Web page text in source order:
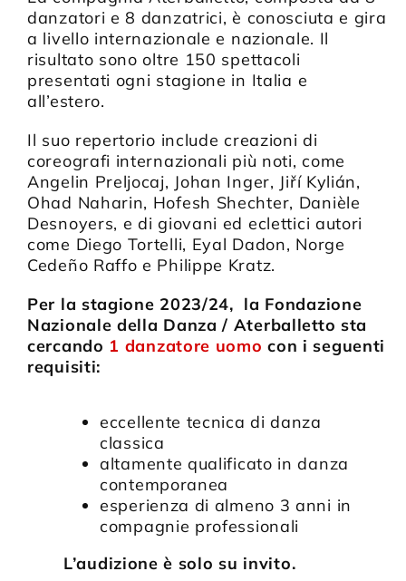
danzatori e 8 danzatrici, è conosciuta e gira
a livello internazionale e nazionale. Il
risultato sono oltre 150 spettacoli
presentati ogni stagione in Italia e
all’estero.
Il suo repertorio include creazioni di
coreografi internazionali più noti, come
Angelin Preljocaj, Johan Inger, Jiří Kylián,
Ohad Naharin, Hofesh Shechter, Danièle
Desnoyers, e di giovani ed eclettici autori
come Diego Tortelli, Eyal Dadon, Norge
Cedeño Raffo e Philippe Kratz.
Per la stagione 2023/24, la Fondazione
Nazionale della Danza / Aterballetto sta
cercando 1 danzatore uomo con i seguenti
requisiti:
eccellente tecnica di danza
classica
altamente qualificato in danza
contemporanea
esperienza di almeno 3 anni in
compagnie professionali
L’audizione è solo su invito.